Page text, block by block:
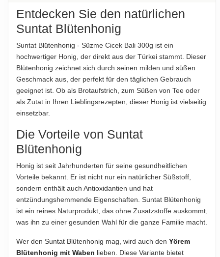
Kohlenhydrate
-davon Zucker
Eiweiß
Salz 0.0001 g
Hinweis zur Haftung: Für die vorstehenden Angaben wird keine Haftung
übernommen. Bitte prüfen Sie die Angaben auf der jeweiligen
AUFBEWAHRUNGSHINWEIS
Trocken und kühl lagern, vor direkter Sonneneinstrahlung
HERKUNFTSLAND
Türkei
HINWEIS
Für die vorstehenden Angaben wird keine Haftung
übernommen...
ABTROPFGEWICHT
300g
NETTOFÜLLMENGE
350g
HERSTELLER
Suntat
Suntat GmbH
Entdecken Sie den natürlichen
Suntat Blütenhonig
Suntat Blütenhonig - Süzme Cicek Bali 300g ist ein
hochwertiger Honig, der direkt aus der Türkei stammt. Dieser
Blütenhonig zeichnet sich durch seinen milden und süßen
Geschmack aus, der perfekt für den täglichen Gebrauch
geeignet ist. Ob als Brotaufstrich, zum Süßen von Tee oder
als Zutat in Ihren Lieblingsrezepten, dieser Honig ist vielseitig
einsetzbar.
Die Vorteile von Suntat
Blütenhonig
Honig ist seit Jahrhunderten für seine gesundheitlichen
Vorteile bekannt. Er ist nicht nur ein natürlicher Süßstoff,
sondern enthält auch Antioxidantien und hat
entzündungshemmende Eigenschaften. Suntat Blütenhonig
ist ein reines Naturprodukt, das ohne Zusatzstoffe auskommt,
was ihn zu einer gesunden Wahl für die ganze Familie macht.
Wer den Suntat Blütenhonig mag, wird auch den Yörem
Blütenhonig mit Waben lieben. Diese Variante bietet